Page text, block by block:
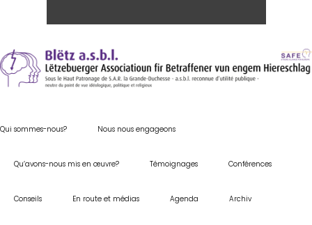
Qui sommes-nous? Nous nous engageons
Qu’avons-nous mis en œuvre? Témoignages Conférences
Conseils En route et médias Agenda Archiv